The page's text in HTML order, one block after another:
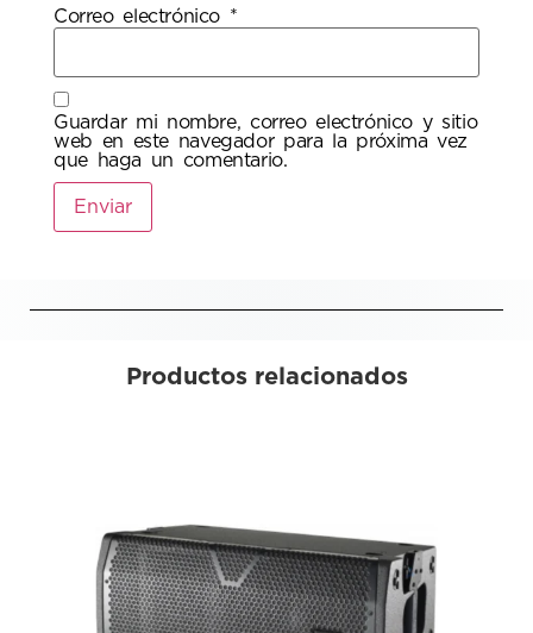
Correo electrónico *
Guardar mi nombre, correo electrónico y sitio
web en este navegador para la próxima vez
que haga un comentario.
Productos relacionados